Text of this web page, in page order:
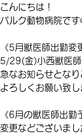
こんにちは！
パルク動物病院です
《5月獣医師出勤変
5/29(金)小西獣医
急なお知らせとな
よろしくお願い致
《6月の獣医師出
変更などございま